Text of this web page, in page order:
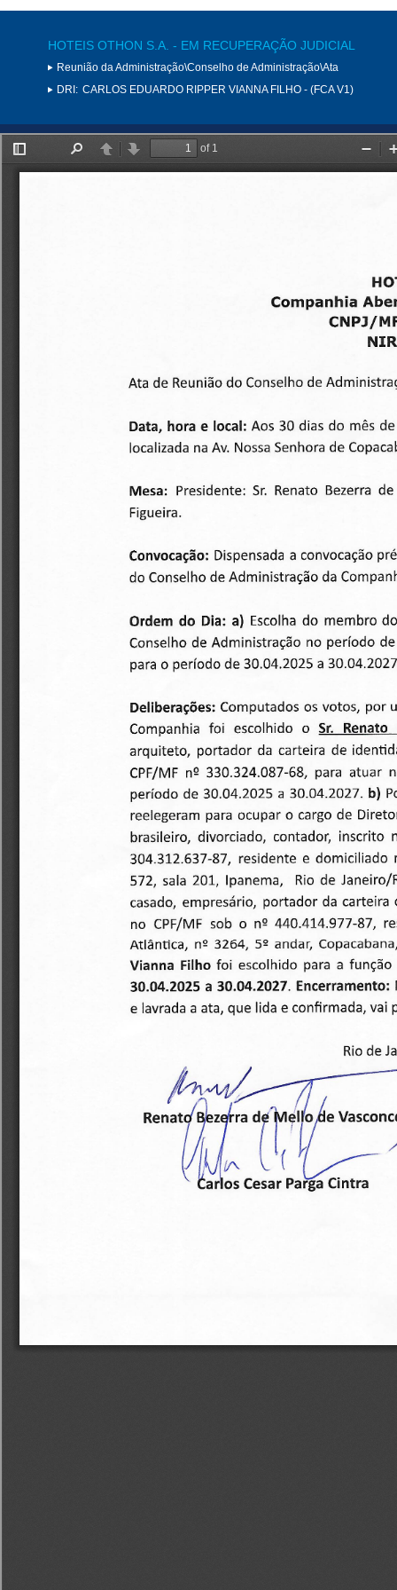
HOTEIS OTHON S.A. - EM RECUPERAÇÃO JUDICIAL
Reunião da Administração\Conselho de Administração\Ata
DRI: CARLOS EDUARDO RIPPER VIANNA FILHO - (FCA V1)